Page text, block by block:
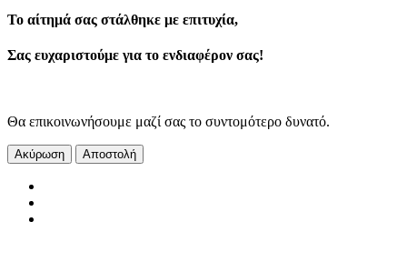
Το αίτημά σας στάλθηκε με επιτυχία,
Σας ευχαριστούμε για το ενδιαφέρον σας!
Θα επικοινωνήσουμε μαζί σας το συντομότερο δυνατό.
Ακύρωση Αποστολή